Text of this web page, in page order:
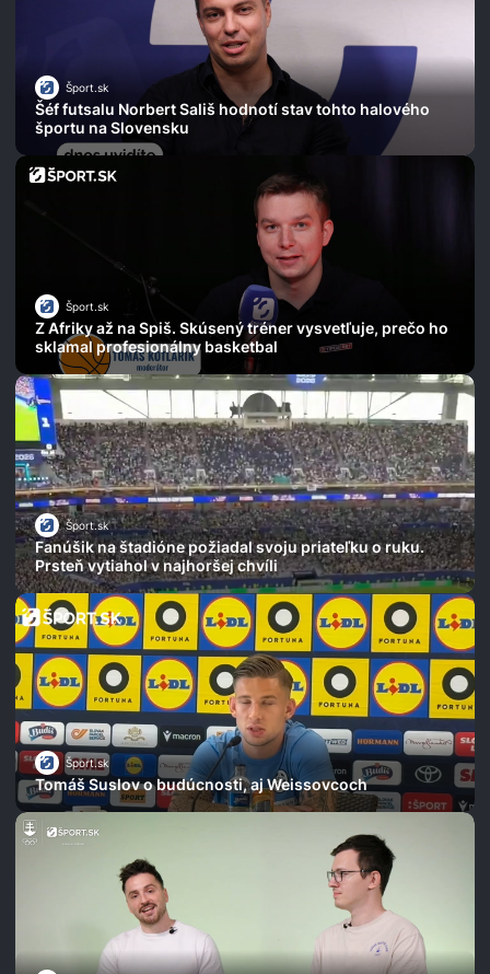
Šport.sk
Šéf futsalu Norbert Sališ hodnotí stav tohto halového
športu na Slovensku
Šport.sk
Z Afriky až na Spiš. Skúsený tréner vysvetľuje, prečo ho
sklamal profesionálny basketbal
Šport.sk
Fanúšik na štadióne požiadal svoju priateľku o ruku.
Prsteň vytiahol v najhoršej chvíli
Šport.sk
Tomáš Suslov o budúcnosti, aj Weissovcoch